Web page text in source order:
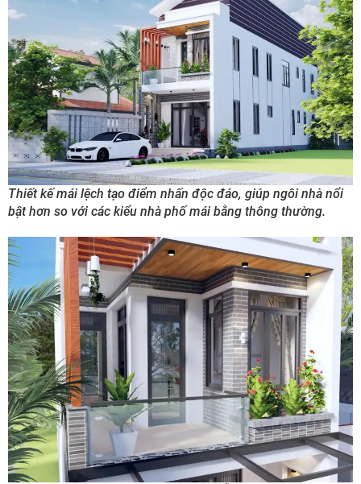
Thiết kế mái lệch tạo điểm nhấn độc đáo, giúp ngôi nhà nổi
bật hơn so với các kiểu nhà phố mái bằng thông thường.